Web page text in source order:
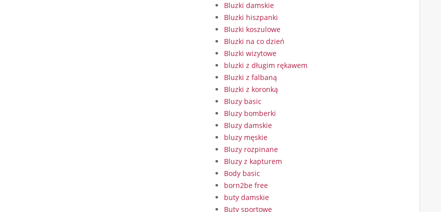
Bluzki damskie
Bluzki hiszpanki
Bluzki koszulowe
Bluzki na co dzień
Bluzki wizytowe
bluzki z długim rękawem
Bluzki z falbaną
Bluzki z koronką
Bluzy basic
Bluzy bomberki
Bluzy damskie
bluzy męskie
Bluzy rozpinane
Bluzy z kapturem
Body basic
born2be free
buty damskie
Buty sportowe